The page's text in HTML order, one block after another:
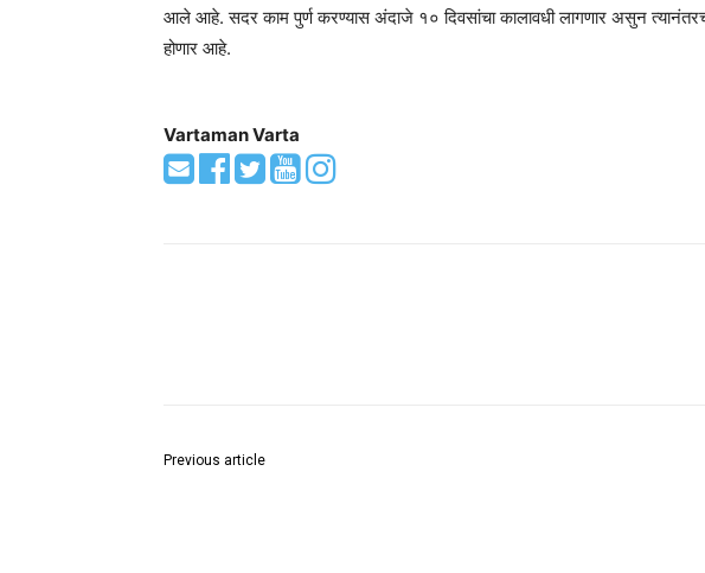
आले आहे. सदर काम पुर्ण करण्यास अंदाजे १० दिवसांचा कालावधी लागणार असुन
होणार आहे.
Vartaman Varta
Previous article